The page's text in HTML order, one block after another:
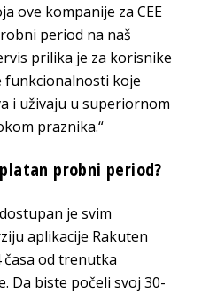
ove kompanije za CEE
period na naš
prilika je za korisnike
funkcionalnosti koje
i uživaju u superiornom
praznika.“
probni period?
je svim
aplikacije Rakuten
časa od trenutka
Da biste počeli svoj 30-